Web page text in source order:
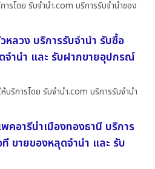
รโดย รับจํานํา.com บริการรับจำนำของ
ลวง บริการรับจำนำ รับซื้อ
ำนำ และ รับฝากขายอุปกรณ์
ริการโดย รับจํานํา.com บริการรับจำนำ
อารีน่าเมืองทองธานี บริการ
ขายของหลุดจำนำ และ รับ